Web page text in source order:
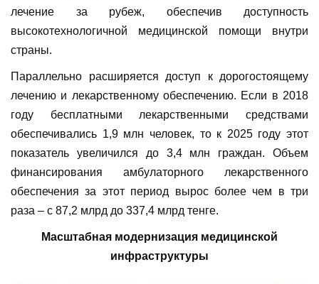
лечение за рубеж, обеспечив доступность
высокотехнологичной медицинской помощи внутри
страны.
Параллельно расширяется доступ к дорогостоящему
лечению и лекарственному обеспечению. Если в 2018
году бесплатными лекарственными средствами
обеспечивались 1,9 млн человек, то к 2025 году этот
показатель увеличился до 3,4 млн граждан. Объем
финансирования амбулаторного лекарственного
обеспечения за этот период вырос более чем в три
раза – с 87,2 млрд до 337,4 млрд тенге.
Масштабная модернизация медицинской
инфраструктуры